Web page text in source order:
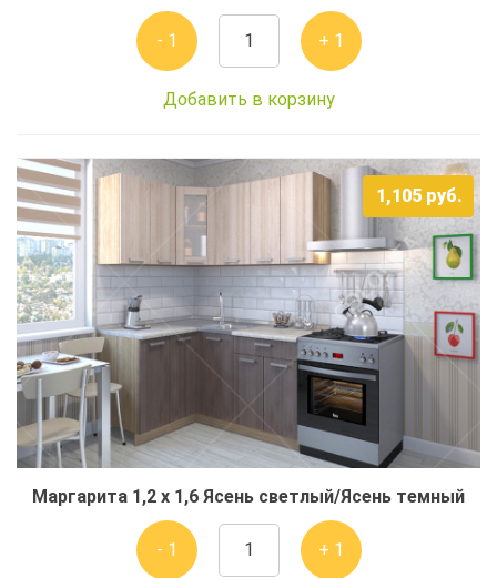
- 1 + 1
Добавить в корзину
1,105 руб.
Маргарита 1,2 x 1,6 Ясень светлый/Ясень темный
- 1 + 1